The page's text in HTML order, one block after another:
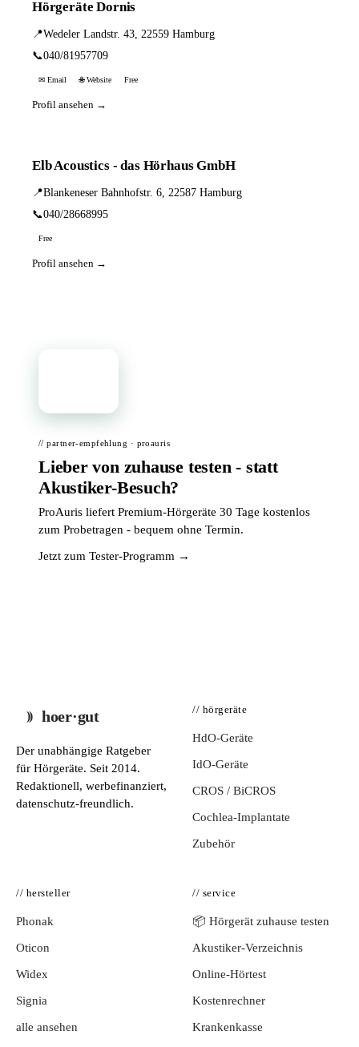
Hörgeräte Dornis
📍Wedeler Landstr. 43, 22559 Hamburg
📞040/81957709
✉ Email 🌐 Website Free
Profil ansehen →
Elb Acoustics - das Hörhaus GmbH
📍Blankeneser Bahnhofstr. 6, 22587 Hamburg
📞040/28668995
Free
Profil ansehen →
// partner-empfehlung · proauris
Lieber von zuhause testen - statt
Akustiker-Besuch?
ProAuris liefert Premium-Hörgeräte 30 Tage kostenlos
zum Probetragen - bequem ohne Termin.
Jetzt zum Tester-Programm →
hoer·gut
Der unabhängige Ratgeber
für Hörgeräte. Seit 2014.
Redaktionell, werbefinanziert,
datenschutz-freundlich.
// hörgeräte
HdO-Geräte
IdO-Geräte
CROS / BiCROS
Cochlea-Implantate
Zubehör
// hersteller
Phonak
Oticon
Widex
Signia
alle ansehen
// service
📦 Hörgerät zuhause testen
Akustiker-Verzeichnis
Online-Hörtest
Kostenrechner
Krankenkasse